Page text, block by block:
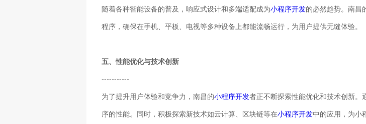
随着各种智能设备的普及，响应式设计和多端适配成为小程序开发的必然趋势。南昌
程序，确保在手机、平板、电视等多种设备上都能流畅运行，为用户提供无缝体验。
五、性能优化与技术创新
-----------
为了提升用户体验和竞争力，南昌的小程序开发者正不断探索性能优化和技术创新。
序的性能。同时，积极探索新技术如云计算、区块链等在小程序开发中的应用，为小